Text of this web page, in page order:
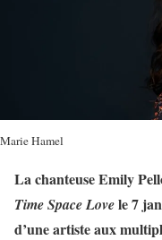
Marie Hamel
La chanteuse Emily
Time Space Lovele 7
d’une artiste aux